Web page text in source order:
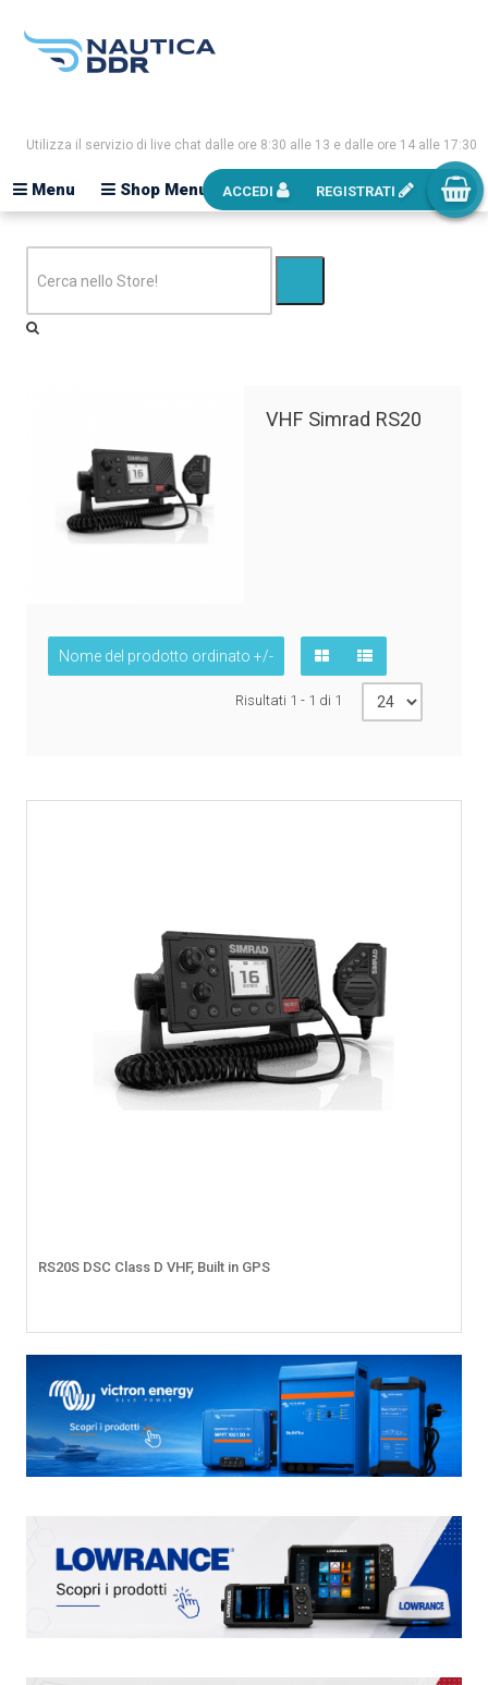
Utilizza il servizio di live chat dalle ore 8:30 alle 13 e dalle ore 14 alle 17:30
Shop Menu
Menu ACCEDI REGISTRATI
VHF Simrad RS20
Nome del prodotto ordinato +/-
Risultati 1 - 1 di 1
RS20S DSC Class D VHF, Built in GPS